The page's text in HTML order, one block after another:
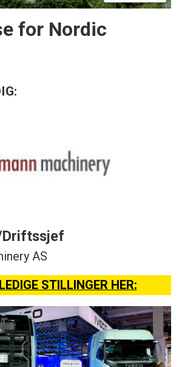
for Nordic
Driftssjef
AS
STILLINGER HER: